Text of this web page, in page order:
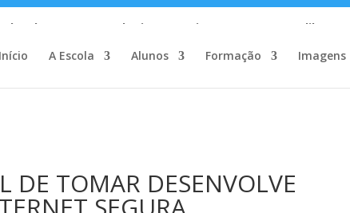
wp-content/plugins/wp-private-content-pro/lib/
Início
A Escola Alunos Formação Imagens
DE TOMAR DESENVOLVE